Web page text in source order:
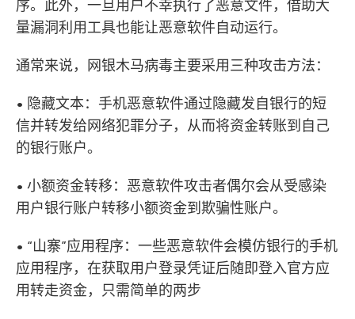
序。此外，一旦用户不幸执行了恶意文件，借助大
量漏洞利用工具也能让恶意软件自动运行。
通常来说，网银木马病毒主要采用三种攻击方法：
• 隐藏文本：手机恶意软件通过隐藏发自银行的短
信并转发给网络犯罪分子，从而将资金转账到自己
的银行账户。
• 小额资金转移：恶意软件攻击者偶尔会从受感染
用户银行账户转移小额资金到欺骗性账户。
• “山寨”应用程序：一些恶意软件会模仿银行的手机
应用程序，在获取用户登录凭证后随即登入官方应
用转走资金，只需简单的两步